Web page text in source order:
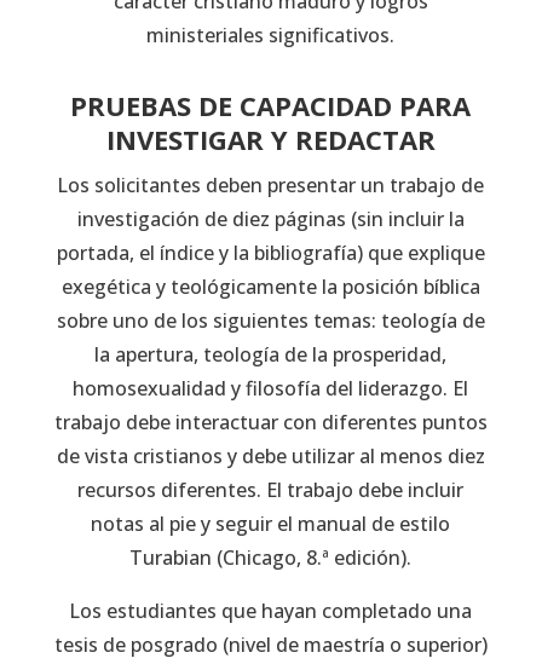
ministeriales significativos.
PRUEBAS DE CAPACIDAD PARA
INVESTIGAR Y REDACTAR
Los solicitantes deben presentar un trabajo de
investigación de diez páginas (sin incluir la
portada, el índice y la bibliografía) que explique
exegética y teológicamente la posición bíblica
sobre uno de los siguientes temas: teología de
la apertura, teología de la prosperidad,
homosexualidad y filosofía del liderazgo. El
trabajo debe interactuar con diferentes puntos
de vista cristianos y debe utilizar al menos diez
recursos diferentes. El trabajo debe incluir
notas al pie y seguir el manual de estilo
Turabian (Chicago, 8.ª edición).
Los estudiantes que hayan completado una
tesis de posgrado (nivel de maestría o superior)